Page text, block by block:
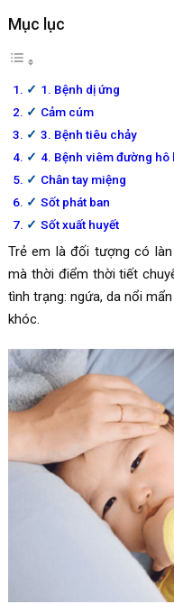
Mục lục
1. Bệnh dị ứng
Cảm cúm
3. Bệnh tiêu chảy
4. Bệnh viêm đường hô
Chân tay miệng
Sốt phát ban
Sốt xuất huyết
Trẻ em là đối tượng có
mà thời điểm thời tiết
tình trạng: ngứa, da nổi
khóc.